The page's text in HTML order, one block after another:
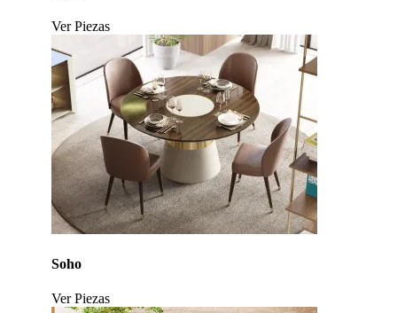
Ver Piezas
Soho
Ver Piezas